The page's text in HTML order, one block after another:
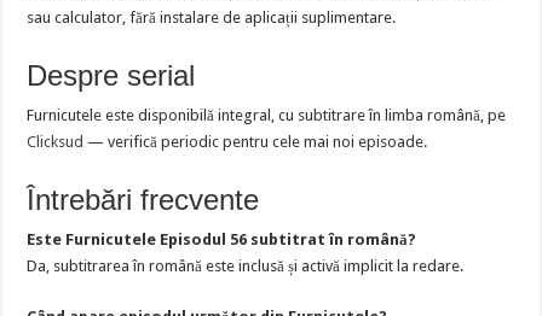
sau calculator, fără instalare de aplicații suplimentare.
Despre serial
Furnicutele este disponibilă integral, cu subtitrare în limba română, pe
Clicksud — verifică periodic pentru cele mai noi episoade.
Întrebări frecvente
Este Furnicutele Episodul 56 subtitrat în română?
Da, subtitrarea în română este inclusă și activă implicit la redare.